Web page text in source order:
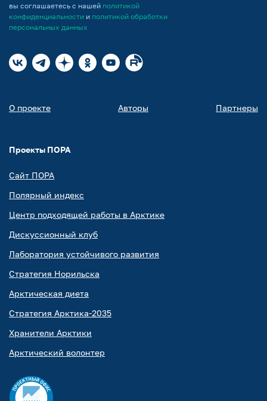
вы соглашаетесь с нашей политикой
конфиденциальности и политикой обработки
персональных данных
О проекте Авторы Партнеры
Проекты ПОРА
Сайт ПОРА
Полярный индекс
Центр подходящей работы в Арктике
Дискуссионный клуб
Лаборатория устойчивого развития
Стратегия Норильска
Арктическая диета
Стратегия Арктика-2035
Хранители Арктики
Арктический волонтер